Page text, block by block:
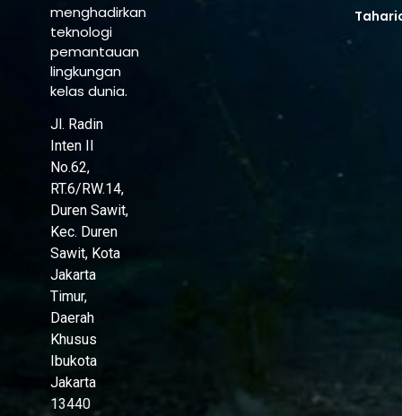
menghadirkan
teknologi
pemantauan
lingkungan
kelas dunia.
Jl. Radin
Inten II
No.62,
RT.6/RW.14,
Duren Sawit,
Kec. Duren
Sawit, Kota
Jakarta
Timur,
Daerah
Khusus
Ibukota
Jakarta
13440